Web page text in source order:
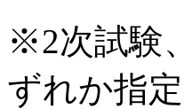
※2次試験
ずれか指